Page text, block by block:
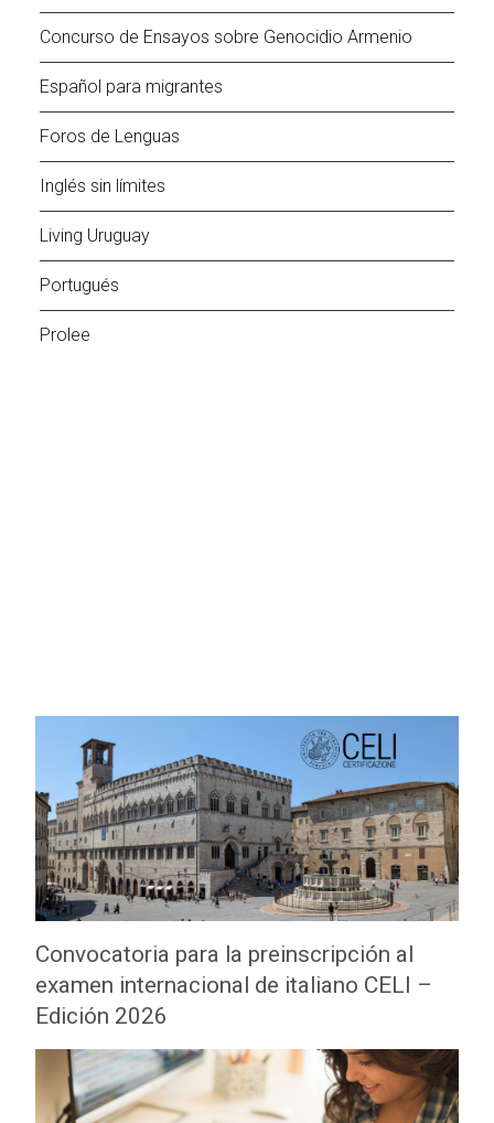
Concurso de Ensayos sobre Genocidio Armenio
Español para migrantes
Foros de Lenguas
Inglés sin límites
Living Uruguay
Portugués
Prolee
Convocatoria para la preinscripción al
examen internacional de italiano CELI –
Edición 2026